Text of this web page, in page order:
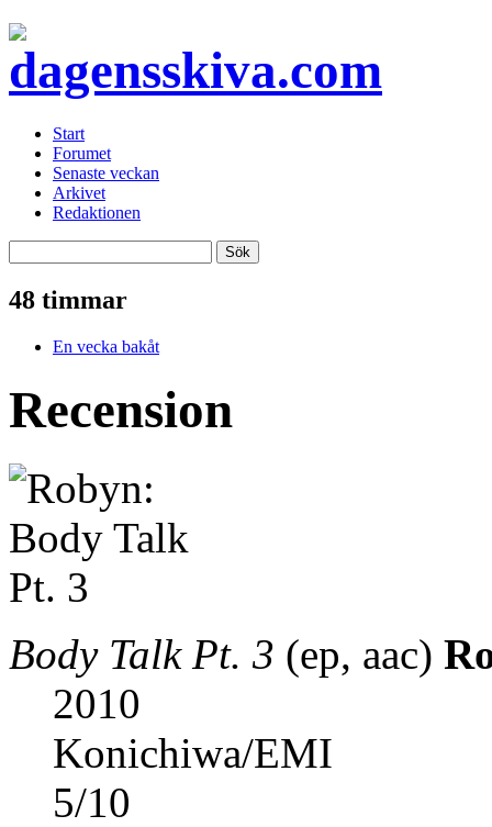
Start
Forumet
Senaste veckan
Arkivet
Redaktionen
48 timmar
En vecka bakåt
Recension
Body Talk Pt. 3 (ep, aac)
2010
Konichiwa/EMI
5/10